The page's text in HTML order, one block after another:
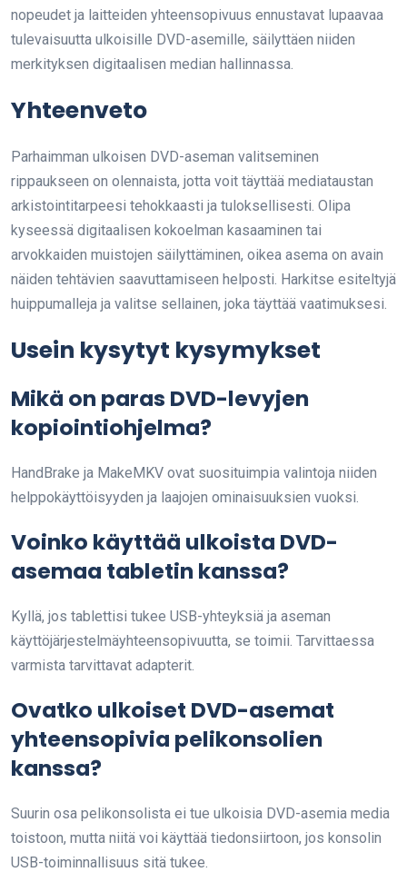
nopeudet ja laitteiden yhteensopivuus ennustavat lupaavaa
tulevaisuutta ulkoisille DVD-asemille, säilyttäen niiden
merkityksen digitaalisen median hallinnassa.
Yhteenveto
Parhaimman ulkoisen DVD-aseman valitseminen
rippaukseen on olennaista, jotta voit täyttää mediataustan
arkistointitarpeesi tehokkaasti ja tuloksellisesti. Olipa
kyseessä digitaalisen kokoelman kasaaminen tai
arvokkaiden muistojen säilyttäminen, oikea asema on avain
näiden tehtävien saavuttamiseen helposti. Harkitse esiteltyjä
huippumalleja ja valitse sellainen, joka täyttää vaatimuksesi.
Usein kysytyt kysymykset
Mikä on paras DVD-levyjen
kopiointiohjelma?
HandBrake ja MakeMKV ovat suosituimpia valintoja niiden
helppokäyttöisyyden ja laajojen ominaisuuksien vuoksi.
Voinko käyttää ulkoista DVD-
asemaa tabletin kanssa?
Kyllä, jos tablettisi tukee USB-yhteyksiä ja aseman
käyttöjärjestelmäyhteensopivuutta, se toimii. Tarvittaessa
varmista tarvittavat adapterit.
Ovatko ulkoiset DVD-asemat
yhteensopivia pelikonsolien
kanssa?
Suurin osa pelikonsolista ei tue ulkoisia DVD-asemia media
toistoon, mutta niitä voi käyttää tiedonsiirtoon, jos konsolin
USB-toiminnallisuus sitä tukee.